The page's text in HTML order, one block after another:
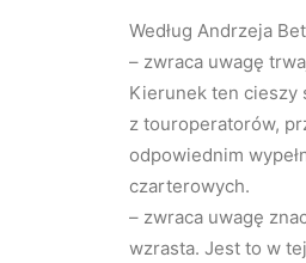
Według Andrzeja
– zwraca uwagę
Kierunek ten cieszy
z touroperatorów,
odpowiednim
czarterowych.
– zwraca uwagę
wzrasta. Jest to w